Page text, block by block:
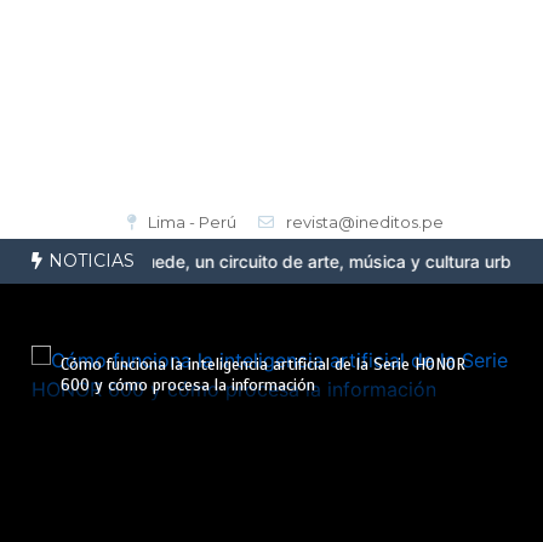
Lima - Perú revista@ineditos.pe
NOTICIAS
la Ruta Suede, un circuito de arte, música y cultura urbana en
Cómo funciona la inteligencia artificial de la Serie HONOR
600 y cómo procesa la información